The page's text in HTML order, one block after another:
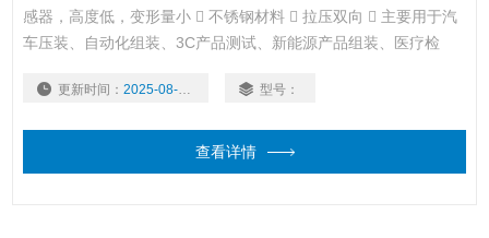
感器，高度低，变形量小  不锈钢材料  拉压双向  主要用于汽
车压装、自动化组装、3C产品测试、新能源产品组装、医疗检
更新时间： 2025-08-05 型号：
查看详情